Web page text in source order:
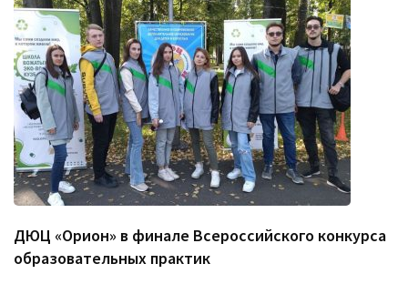
ДЮЦ «Орион» в финале Всероссийского конкурса
образовательных практик